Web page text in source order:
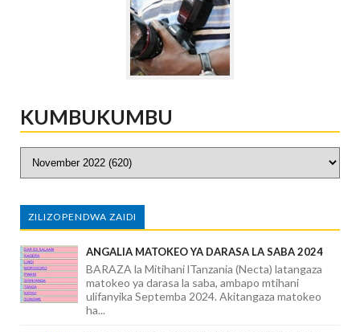
KUMBUKUMBU
ZILIZOPENDWA ZAIDI
ANGALIA MATOKEO YA DARASA LA SABA 2024
BARAZA la Mitihani lTanzania (Necta) latangaza
matokeo ya darasa la saba, ambapo mtihani
ulifanyika Septemba 2024. Akitangaza matokeo
ha...